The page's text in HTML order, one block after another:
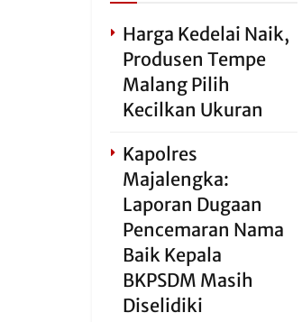
Harga Kedelai Naik,
Produsen Tempe
Malang Pilih
Kecilkan Ukuran
Kapolres
Majalengka:
Laporan Dugaan
Pencemaran Nama
Baik Kepala
BKPSDM Masih
Diselidiki